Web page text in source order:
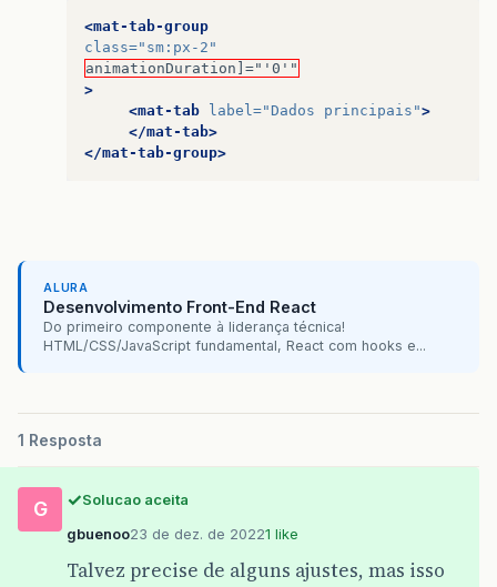
<mat-tab-group
class="sm:px-2"
animationDuration]="'0'"
>
<mat-tab
label="Dados principais">
</mat-tab>
</mat-tab-group>
ALURA
Desenvolvimento Front-End React
Do primeiro componente à liderança técnica!
HTML/CSS/JavaScript fundamental, React com hooks e...
1 Resposta
G
Solucao aceita
gbuenoo23 de dez. de 20221 like
Talvez precise de alguns ajustes, mas isso